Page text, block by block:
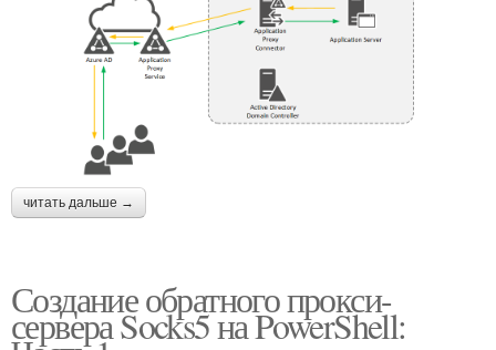
читать дальше →
Создание обратного прокси-
сервера Socks5 на PowerShell: